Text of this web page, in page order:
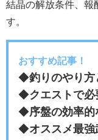
結晶の解放条件、報
す。
おすすめ記事！
◆釣りのやり方
◆クエストで
◆序盤の効率
◆オススメ最強